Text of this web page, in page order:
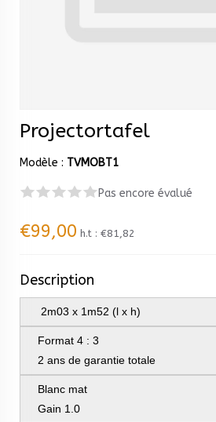
Projectortafel
Modèle : TVMOBT1
Pas encore évalué
€99,00 h.t : €81,82
Description
2m03 x 1m52 (l x h)
Format 4 : 3
2 ans de garantie totale
Blanc mat
Gain 1.0